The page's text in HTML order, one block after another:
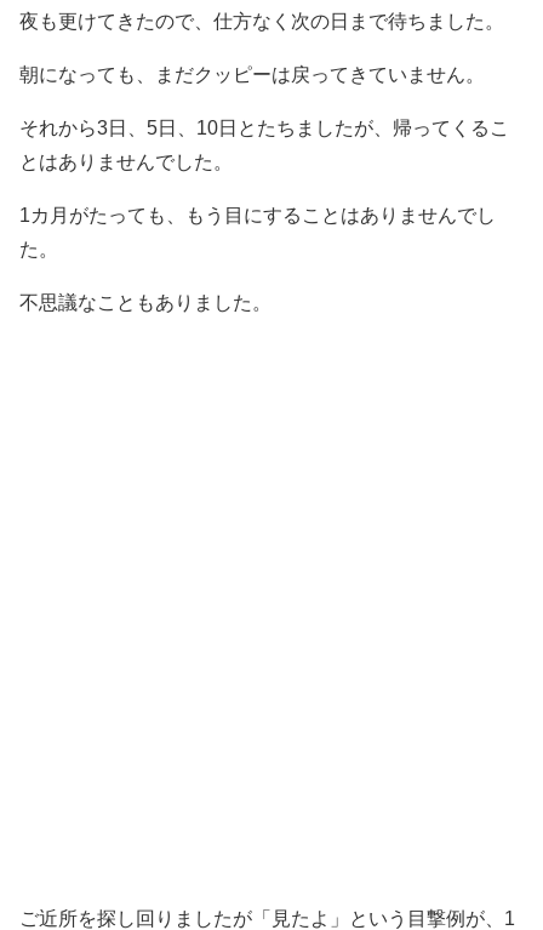
夜も更けてきたので、仕方なく次の日まで待ちました。
朝になっても、まだクッピーは戻ってきていません。
それから3日、5日、10日とたちましたが、帰ってくるこ
とはありませんでした。
1カ月がたっても、もう目にすることはありませんでし
た。
不思議なこともありました。
ご近所を探し回りましたが「見たよ」という目撃例が、1